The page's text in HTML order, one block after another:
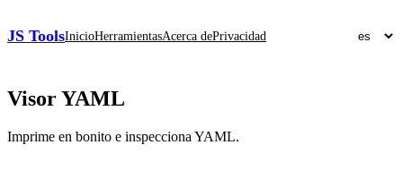
JS ToolsInicioHerramientasAcerca dePrivacidad
Visor YAML
Imprime en bonito e inspecciona YAML.